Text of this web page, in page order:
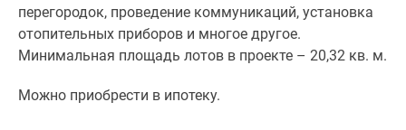
перегородок, проведение коммуникаций, установка
отопительных приборов и многое другое.
Минимальная площадь лотов в проекте – 20,32 кв. м.
Можно приобрести в ипотеку.